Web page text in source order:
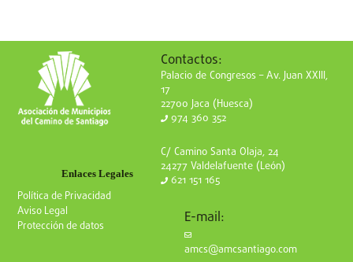
Enlaces Legales
Política de Privacidad
Aviso Legal
Protección de datos
Contactos:
Palacio de Congresos – Av. Juan XXIII,
17
22700 Jaca (Huesca)
974 360 352
C/ Camino Santa Olaja, 24
24277 Valdelafuente (León)
621 151 165
E-mail:
amcs@amcsantiago.com